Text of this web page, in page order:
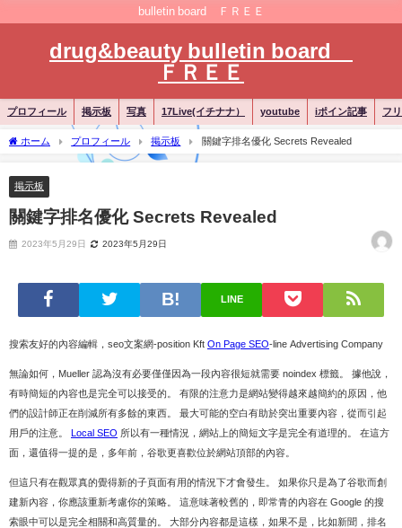
bulletin board ＦＲＥＥ
drug&beauty bulletin board
ＦＲＥＥ
プロフィール 掲示板 写真 17Live(イチナナ） youtube iポイン記事 フ
ホーム プロフィール 掲示板 關鍵字排名優化 Secrets Revealed
掲示板
關鍵字排名優化 Secrets Revealed
2023年5月29日 2023年5月29日
LINE
搜索友好的內容編輯，seo文案網-position Kft On Page SEO-line Advertising Company
無論如何，Mueller 認為沒有必要僅僅因為一段內容很短就需要 noindex 標籤。 據他說，
有時簡短的內容也是完全可以接受的。 有限的注意力是網站變得越來越簡約的原因，他
們的設計師正在削減所有多餘的東西。 最大可能的空白有助於突出重要內容，從而引起
用戶的注意。
Local SEO 所以有一種情況，網站上的簡短文字是完全有道理的。 在這方
面，還值得一提的是，多年前，谷歌更喜歡位於網站頂部的內容。
但這只有在觀眾真的覺得新的子頁面有用的情況下才會發生。 如果你只是為了谷歌而創
建新內容，你應該重新考慮你的策略。 這意味著較舊的，即常青的內容在 Google 的搜
索眼中可以是完全相關和高質量的。 大部分內容都是這樣，如果不是，比如新聞，排名